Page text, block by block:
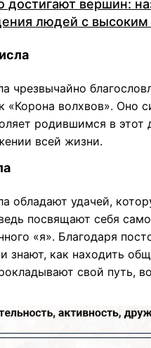
достигают вершин:
людей с высоким
чрезвычайно
«Корона волхвов». Оно
родившимся в этот
всей жизни.
обладают удачей,
посвящают себя
«я». Благодаря
знают, как находить
свой путь,